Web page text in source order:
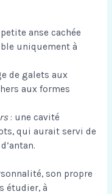
anse cachée
uniquement à
de galets aux
aux formes
: une cavité
qui aurait servi de
son propre
étudier, à